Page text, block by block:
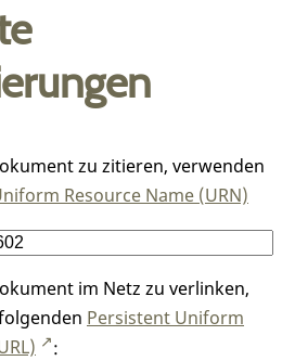
zu zitieren, verwenden
Resource Name (URN)
im Netz zu verlinken,
Persistent Uniform
: